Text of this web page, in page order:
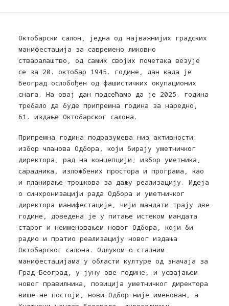
Октобарски салон, једна од најважнијих градских
манифестација за савремено ликовно
стваралаштво, од самих својих почетака везује
се за 20. октобар 1945. године, дан када је
Београд ослобођен од фашистичких окупационих
снага. На овај дан подсећамо да је 2025. година
требало да буде припремна година за наредно,
61. издање Октобарског салона.
Припремна година подразумева низ активности:
избор чланова Одбора, који бирају уметничког
директора; рад на концепцији; избор уметника,
сарадника, изложбених простора и програма, као
и планирање трошкова за даљу реализацију. Идеја
о синхронизацији рада Одбора и уметничког
директора манифестације, чији мандати трају две
године, доведена је у питање истеком мандата
старог и неименовањем новог Одбора, који би
радио и пратио реализацију новог издања
Октобарског салона. Одлуком о сталним
манифестацијама у области културе од значаја за
Град Београд, у јуну ове године, и усвајањем
новог правилника, позиција уметничког директора
више не постоји, нови Одбор није именован, а